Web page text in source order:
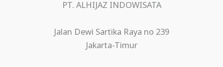
PT. ALHIJAZ INDOWISATA
Jalan Dewi Sartika Raya no 239
Jakarta-Timur